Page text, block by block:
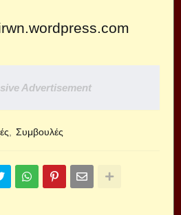
Advertisement
Συμβουλές